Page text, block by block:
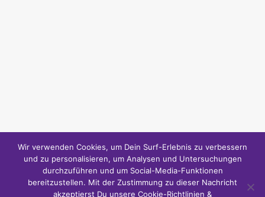
Wir verwenden Cookies, um Dein Surf-Erlebnis zu verbessern
und zu personalisieren, um Analysen und Untersuchungen
durchzuführen und um Social-Media-Funktionen
bereitzustellen. Mit der Zustimmung zu dieser Nachricht
akzeptierst Du unsere Cookie-Richtlinien &